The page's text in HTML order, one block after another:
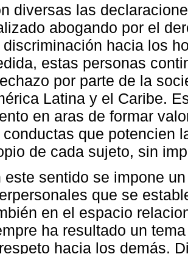
diversas las
abogando por el
discriminación hacia los
estas personas
por parte de la
Latina y el Caribe.
en aras de formar
conductas que potencien
de cada sujeto, sin
este sentido se impone
que se
en el espacio
ha resultado un
hacia los demás.